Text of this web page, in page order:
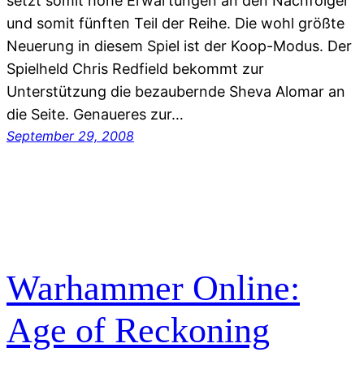
und somit fünften Teil der Reihe. Die wohl größte
Neuerung in diesem Spiel ist der Koop-Modus. Der
Spielheld Chris Redfield bekommt zur
Unterstützung die bezaubernde Sheva Alomar an
die Seite. Genaueres zur…
September 29, 2008
Warhammer Online:
Age of Reckoning